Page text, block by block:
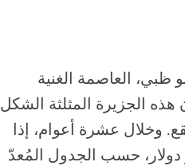
ظبي، العاصمة الغنية
المتحدة، مسافة 500 متر. تتكون هذه الجزيرة المثلثة الشكل
ومستنقع. وخلال عشرة أعوام، إذا
التنمية المقرر لها مبلغ 22 إلى 27 مليار دولار، حسب الجدول المُعدّ